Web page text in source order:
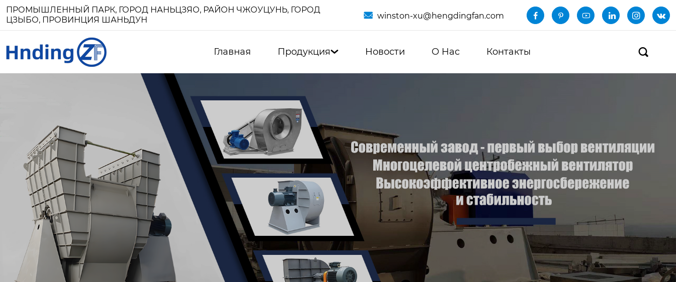
ПРОМЫШЛЕННЫЙ ПАРК, ГОРОД НАНЬЦЗЯО, РАЙОН ЧЖОУЦУНЬ, ГОРОД
ЦЗЫБО, ПРОВИНЦИЯ ШАНЬДУН
 winston-xu@hengdingfan.com      
Главная Продукция Новости О Нас Контакты 